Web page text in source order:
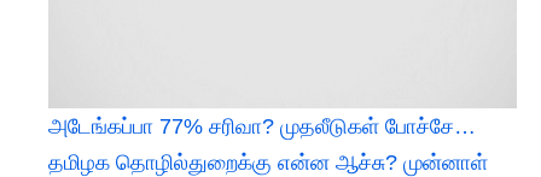
அடேங்கப்பா 77% சரிவா? முதலீடுகள் போச்சே…
தமிழக தொழில்துறைக்கு என்ன ஆச்சு? முன்னாள்